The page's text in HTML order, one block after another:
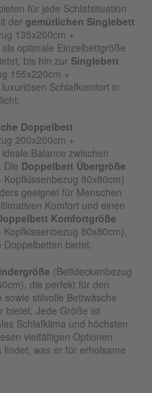
für jede Schlafsituation
der gemütlichen Singlebett
135x200cm +
optimale Einzelbettgröße
bis hin zur Singlebett
155x220cm +
Schlafkomfort in
Doppelbett
200x200cm +
Balance zwischen
Die Doppelbett Übergröße
80x80cm)
geeignet für Menschen
Komfort und einen
Komfortgröße
80x80cm),
bietet.
(Bettdeckenbezug
die perfekt für den
stilvolle Bettwäsche
bietet. Jede Größe ist
Schlafklima und höchsten
vielfältigen Optionen
was er für erholsame